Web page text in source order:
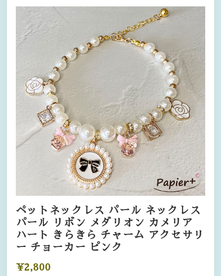
ペットネックレス パール ネックレス
パール リボン メダリオン カメリア
ハート きらきら チャーム アクセサリ
ー チョーカー ピンク
¥2,800